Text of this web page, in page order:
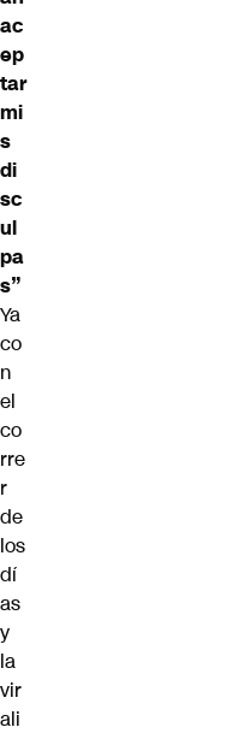
ac
ep
tar
mi
s
di
sc
ul
pa
s”
Ya
co
n
el
co
rre
r
de
los
dí
as
y
la
vir
ali